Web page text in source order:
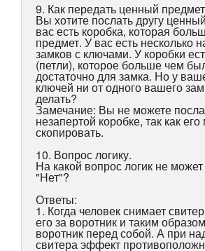
9. Как передать ценный
Вы хотите послать другу
вас есть коробка, которая
предмет. У вас есть несколько
замков с ключами. У коробки
(петли), которое больше чем
достаточно для замка. Но у
ключей ни от одного вашего
делать?
Замечание: Вы не можете
незапертой коробке, так как его
скопировать.
10. Вопрос логику.
Hа какой вопрос логик не может
"Hет"?
Ответы:
1. Когда человек снимает
его за воротник и таким
воротник перед собой. А при
свитера эффект